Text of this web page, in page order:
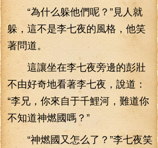
“為什么躲他們呢？”見人就
躲，這不是李七夜的風格，他笑
著問道。
這讓坐在李七夜旁邊的彭壯
不由好奇地看著李七夜，說道：
“李兄，你來自于千鯉河，難道你
不知道神燃國嗎？”
“神燃國又怎么了？”李七夜笑